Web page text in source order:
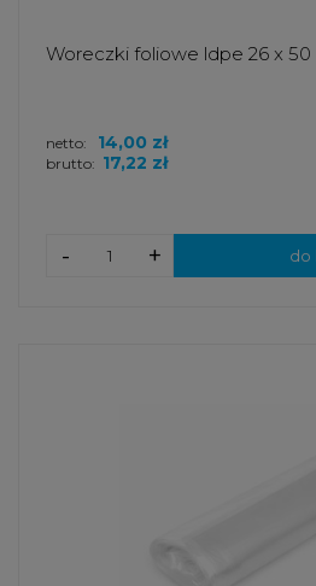
Woreczki foliowe ldpe 26 x 50
brutto: 17,22 zł
netto: 14,00 zł
+
- do